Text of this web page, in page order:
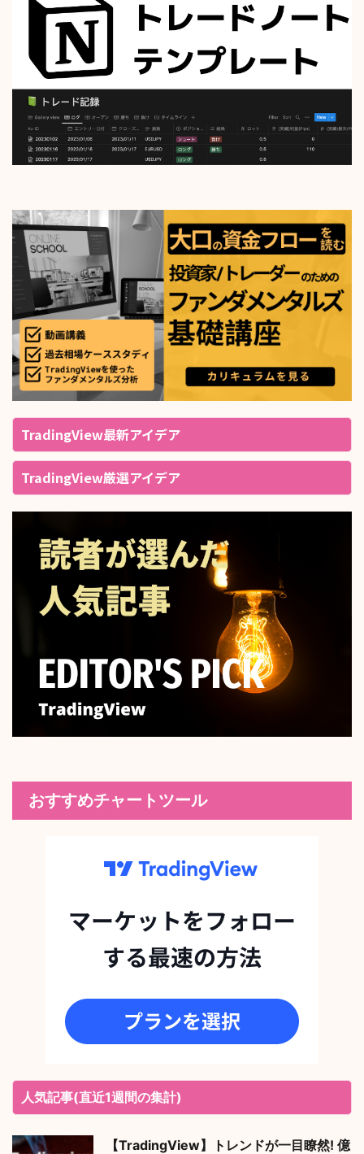
TradingView最新アイデア
TradingView厳選アイデア
おすすめチャートツール
人気記事(直近1週間の集計)
【TradingView】トレンドが一目瞭然! 億